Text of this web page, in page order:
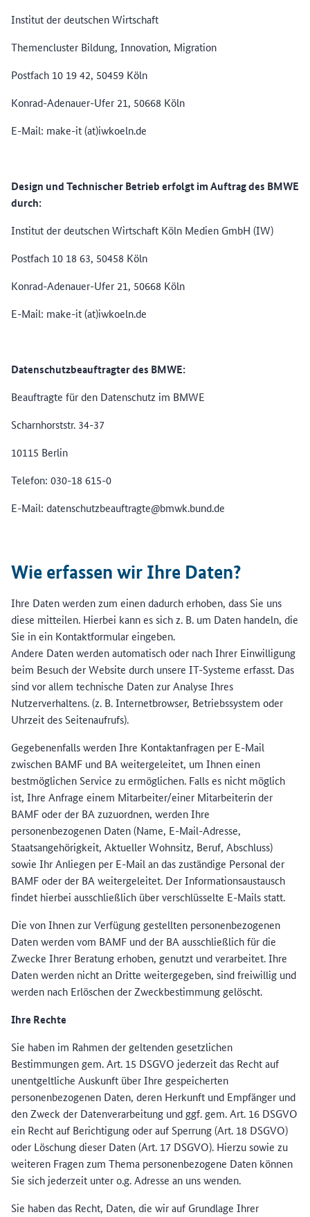
Institut der deutschen Wirtschaft
Themencluster Bildung, Innovation, Migration
Postfach 10 19 42, 50459 Köln
Konrad-Adenauer-Ufer 21, 50668 Köln
E-Mail: make-it (at)iwkoeln.de
Design und Technischer Betrieb erfolgt im Auftrag des BMWE
durch:
Institut der deutschen Wirtschaft Köln Medien GmbH (IW)
Postfach 10 18 63, 50458 Köln
Konrad-Adenauer-Ufer 21, 50668 Köln
E-Mail: make-it (at)iwkoeln.de
Datenschutzbeauftragter des BMWE:
Beauftragte für den Datenschutz im BMWE
Scharnhorststr. 34-37
10115 Berlin
Telefon: 030-18 615-0
E-Mail: datenschutzbeauftragte@bmwk.bund.de
Wie erfassen wir Ihre Daten?
Ihre Daten werden zum einen dadurch erhoben, dass Sie uns
diese mitteilen. Hierbei kann es sich z. B. um Daten handeln, die
Sie in ein Kontaktformular eingeben.
Andere Daten werden automatisch oder nach Ihrer Einwilligung
beim Besuch der Website durch unsere IT-Systeme erfasst. Das
sind vor allem technische Daten zur Analyse Ihres
Nutzerverhaltens. (z. B. Internetbrowser, Betriebssystem oder
Uhrzeit des Seitenaufrufs).
Gegebenenfalls werden Ihre Kontaktanfragen per E-Mail
zwischen BAMF und BA weitergeleitet, um Ihnen einen
bestmöglichen Service zu ermöglichen. Falls es nicht möglich
ist, Ihre Anfrage einem Mitarbeiter/einer Mitarbeiterin der
BAMF oder der BA zuzuordnen, werden Ihre
personenbezogenen Daten (Name, E-Mail-Adresse,
Staatsangehörigkeit, Aktueller Wohnsitz, Beruf, Abschluss)
sowie Ihr Anliegen per E-Mail an das zuständige Personal der
BAMF oder der BA weitergeleitet. Der Informationsaustausch
findet hierbei ausschließlich über verschlüsselte E-Mails statt.
Die von Ihnen zur Verfügung gestellten personenbezogenen
Daten werden vom BAMF und der BA ausschließlich für die
Zwecke Ihrer Beratung erhoben, genutzt und verarbeitet. Ihre
Daten werden nicht an Dritte weitergegeben, sind freiwillig und
werden nach Erlöschen der Zweckbestimmung gelöscht.
Ihre Rechte
Sie haben im Rahmen der geltenden gesetzlichen
Bestimmungen gem. Art. 15 DSGVO jederzeit das Recht auf
unentgeltliche Auskunft über Ihre gespeicherten
personenbezogenen Daten, deren Herkunft und Empfänger und
den Zweck der Datenverarbeitung und ggf. gem. Art. 16 DSGVO
ein Recht auf Berichtigung oder auf Sperrung (Art. 18 DSGVO)
oder Löschung dieser Daten (Art. 17 DSGVO). Hierzu sowie zu
weiteren Fragen zum Thema personenbezogene Daten können
Sie sich jederzeit unter o.g. Adresse an uns wenden.
Sie haben das Recht, Daten, die wir auf Grundlage Ihrer